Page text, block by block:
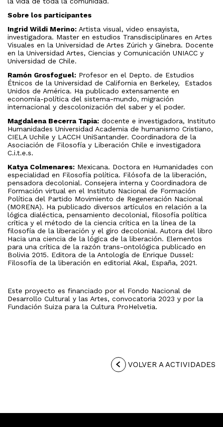
Sobre los participantes
Ingrid Wildi Merino: Artista visual, video ensayista,
investigadora. Master en estudios Transdisciplinares en Artes
Visuales en la Universidad de Artes Zúrich y Ginebra. Docente
en la Universidad Artes, Ciencias y Comunicación UNIACC y
Universidad de Chile.
Ramón Grosfoguel: Profesor en el Depto. de Estudios
Étnicos de la Universidad de California en Berkeley, Estados
Unidos de América. Ha publicado extensamente en
economía-política del sistema-mundo, migración
internacional y descolonización del saber y el poder.
Magdalena Becerra Tapia: docente e investigadora, Instituto
Humanidades Universidad Academia de humanismo Cristiano,
CIELA Uchile y LACCH UniSantander. Coordinadora de la
Asociación de Filosofía y Liberación Chile e investigadora
C.i.t.e.s.
Katya Colmenares: Mexicana. Doctora en Humanidades con
especialidad en Filosofía política. Filósofa de la liberación,
pensadora decolonial. Consejera interna y Coordinadora de
Formación virtual en el Instituto Nacional de Formación
Política del Partido Movimiento de Regeneración Nacional
(MORENA). Ha publicado diversos artículos en relación a la
lógica dialéctica, pensamiento decolonial, filosofía política
crítica y el método de la ciencia crítica en la línea de la
filosofía de la liberación y el giro decolonial. Autora del libro
Hacia una ciencia de la lógica de la liberación. Elementos
para una crítica de la razón trans-ontológica publicado en
Bolivia 2015. Editora de la Antología de Enrique Dussel:
Filosofía de la liberación en editorial Akal, España, 2021.
Este proyecto es financiado por el Fondo Nacional de
Desarrollo Cultural y las Artes, convocatoria 2023 y por la
Fundación Suiza para la Cultura ProHelvetia.
VOLVER A ACTIVIDADES